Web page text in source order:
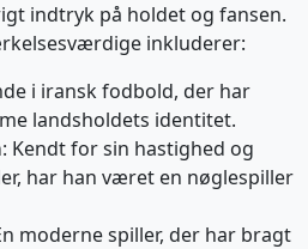
indtryk på holdet og fansen.
inkluderer:
i iransk fodbold, der har
landsholdets identitet.
: Kendt for sin hastighed og
har han været en nøglespiller
moderne spiller, der har bragt